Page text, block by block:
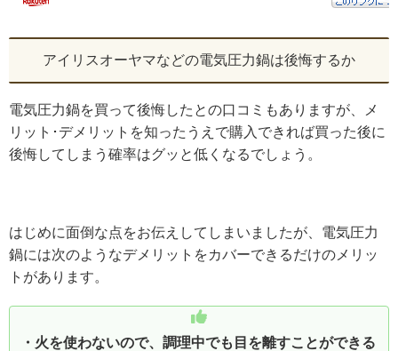
アイリスオーヤマなどの電気圧力鍋は後悔するか
電気圧力鍋を買って後悔したとの口コミもありますが、メ
リット･デメリットを知ったうえで購入できれば買った後に
後悔してしまう確率はグッと低くなるでしょう。
はじめに面倒な点をお伝えしてしまいましたが、電気圧力
鍋には次のようなデメリットをカバーできるだけのメリッ
トがあります。
・ 火を使わないので、調理中でも目を離すことができる